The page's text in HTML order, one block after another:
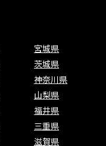
宮城県
茨城県
神奈川県
山梨県
福井県
三重県
滋賀県